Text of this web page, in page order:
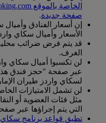
الخاصة بالموقع Booking.com
صفحة جديدة.
إن أسعار الفنادق وأميال
الأسعار وأميال سكاي
قد يتم فرض ضرائب محلية
الغرف.
لن تكسبوا أميال سكاي
عبر صفحة "حجز فندق
لسكاي واردز طيران
لن تشمل الامتيازات
مثل فئات العضوية أو
التي يتم إجراؤها عبر
تطبق قواعد برنامج سكاي